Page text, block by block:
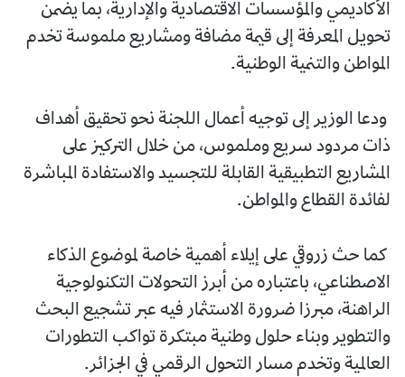
الأكاديمي والمؤسسات الاقتصادية والإدارية، بما يضمن
تحويل المعرفة إلى قيمة مضافة ومشاريع ملموسة تخدم
المواطن والتنمية الوطنية.
ودعا الوزير إلى توجيه أعمال اللجنة نحو تحقيق أهداف
ذات مردود سريع وملموس، من خلال التركيز على
المشاريع التطبيقية القابلة للتجسيد والاستفادة المباشرة
لفائدة القطاع والمواطن.
كما حث زروقي على إيلاء أهمية خاصة لموضوع الذكاء
الاصطناعي، باعتباره من أبرز التحولات التكنولوجية
الراهنة، مبرزا ضرورة الاستثمار فيه عبر تشجيع البحث
والتطوير وبناء حلول وطنية مبتكرة تواكب التطورات
العالمية وتخدم مسار التحول الرقمي في الجزائر.